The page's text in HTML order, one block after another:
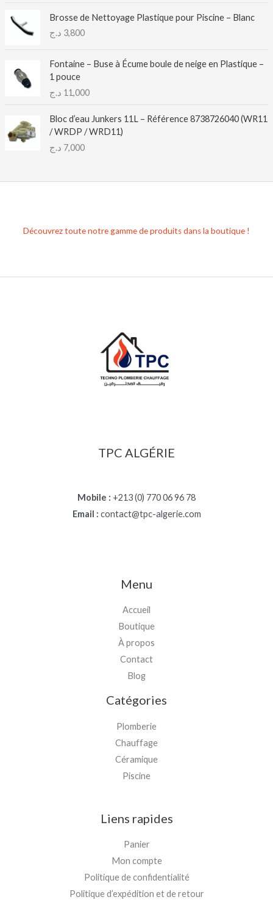
Brosse de Nettoyage Plastique pour Piscine – Blanc
3,800 د.ج
Fontaine – Buse à Écume boule de neige en Plastique –
1 pouce
11,000 د.ج
Bloc d’eau Junkers 11L – Référence 8738726040 (WR11
/ WRDP / WRD11)
7,000 د.ج
Découvrez toute notre gamme de produits dans la boutique !
TPC ALGÉRIE
Mobile : +213 (0) 770 06 96 78
Email : contact@tpc-algerie.com
Menu
Accueil
Boutique
À propos
Contact
Blog
Catégories
Plomberie
Chauffage
Céramique
Piscine
Liens rapides
Panier
Mon compte
Politique de confidentialité
Politique d’expédition et de retour